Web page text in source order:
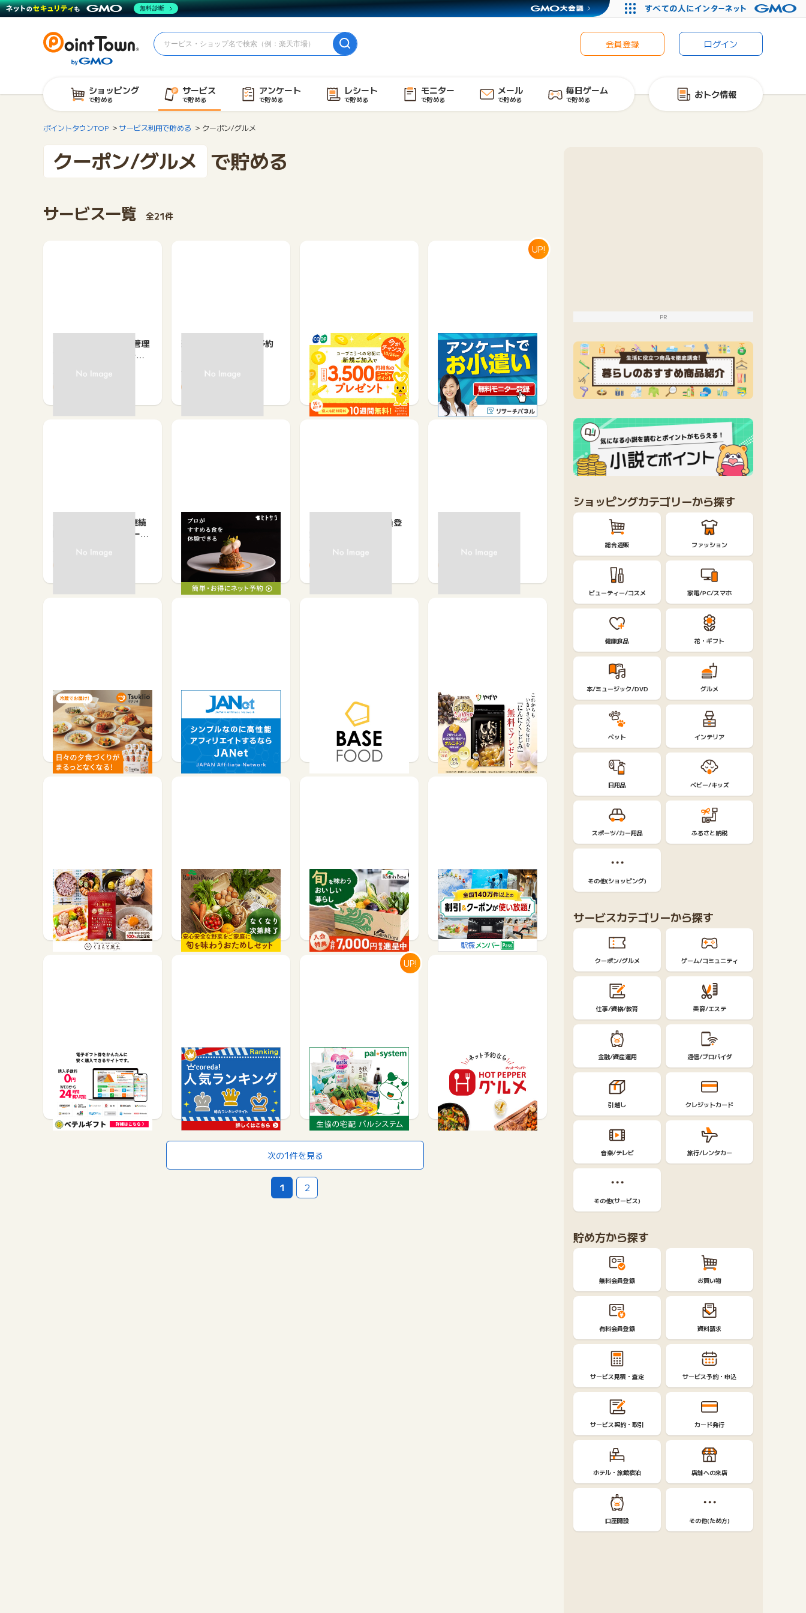
会員登録 ログイン
ショッピング
で貯める
サービス
で貯める
アンケート
で貯める
レシート
で貯める
モニター
で貯める
メール
で貯める
毎日ゲーム
で貯める おトク情報
ポイントタウンTOP サービス利用で貯める クーポン/グルメ
クーポン/グルメ で貯める
サービス一覧 全21件
ｽﾏﾎ電池長持ち･快適･管理
ｱﾌﾟﾘ集 for dバリューパ
有料会員登録で
楽天ぐるなびネット予約
サービス予約・申込で
コープこうべ【資料請
求】
資料請求で
500
アンケート募集サイト、
リサーチモニター募集キ
ャン…
無料会員登録で
250 350
UP!
ハッピーパス[2カ月継続
時初月無料/550円コー
有料会員登録で
ヒトサラ
サービス予約・申込で
300
マイボイス［無料会員登
無料会員登録で 無料会員登録で
ツクリオ
サービス予約・申込で
100
KFCカードプレゼントキ
ャンペーン
その他(ため方)で
60
「 ベースフード」継続コ
ース・スタートセット申
サービス予約・申込で
200
やずや_にんにくしじみ_
無料モニター
その他(ため方)で
20
ローカル_三十九雑穀米_
無料アンケート
その他(ため方)で
20
おためしセット販売【ら
でぃっしゅぼーや】
サービス予約・申込で
1,250
食材宅配サービス申込
【らでぃっしゅぼーや】
サービス予約・申込で
1,200
駅探メンバーPass
有料会員登録で
250
電子ギフト券売買【ベテ
ルギフト】
無料会員登録で
70
【サッポロビール公式】H
OPPIN’ GARAGE 新作ビ
ール…
サービス予約・申込で
1,000
生協「パルシステム」資
料請求
資料請求で
1,000 1,500
UP!
【ホットペッパーグル
メ】レストラン予約
サービス予約・申込で
85
次の1件を見る
1 2
PR
ショッピングカテゴリーから探す
総合通販 ファッション
ビューティー/コスメ 家電/PC/スマホ
健康食品 花・ギフト
本/ミュージック/DVD グルメ
ペット インテリア
日用品 ベビー/キッズ
スポーツ/カー用品 ふるさと納税
その他(ショッピング)
サービスカテゴリーから探す
クーポン/グルメ ゲーム/コミュニティ
仕事/資格/教育 美容/エステ
金融/資産運用 通信/プロバイダ
引越し クレジットカード
音楽/テレビ 旅行/レンタカー
その他(サービス)
貯め方から探す
無料会員登録 お買い物
有料会員登録 資料請求
サービス見積・査定 サービス予約・申込
サービス契約・取引 カード発行
ホテル・旅館宿泊 店舗への来店
口座開設 その他(ため方)
無料診断